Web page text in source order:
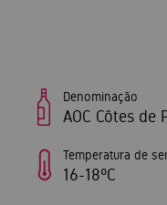
Denominação
AOC Côtes de
Temperatura de
16-18ºC